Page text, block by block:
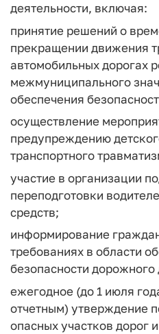
деятельности, включая:
принятие решений о
прекращении движения
автомобильных дорогах
межмуниципального
обеспечения
осуществление
предупреждению
транспортного
участие в организации
переподготовки
средств;
информирование
требованиях в области
безопасности
ежегодное (до 1 июля
отчетным) утверждение
опасных участков дорог